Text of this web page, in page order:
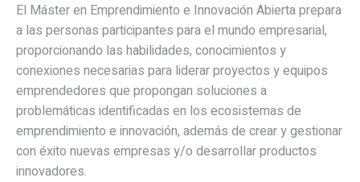
El Máster en Emprendimiento e Innovación Abierta prepara
a las personas participantes para el mundo empresarial,
proporcionando las habilidades, conocimientos y
conexiones necesarias para liderar proyectos y equipos
emprendedores que propongan soluciones a
problemáticas identificadas en los ecosistemas de
emprendimiento e innovación, además de crear y gestionar
con éxito nuevas empresas y/o desarrollar productos
innovadores.